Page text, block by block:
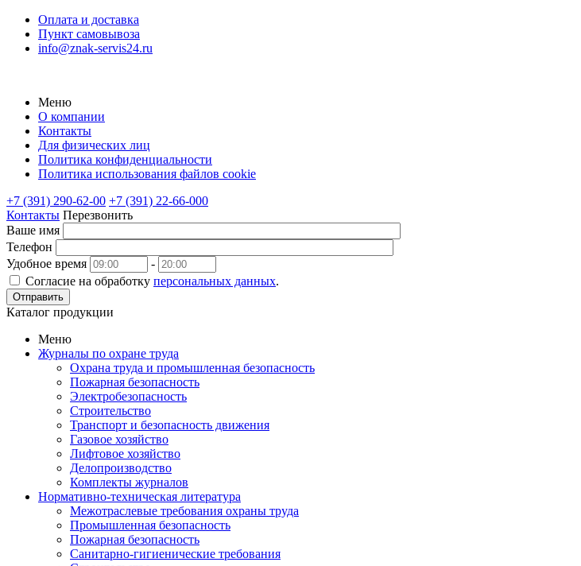
Оплата и доставка
Пункт самовывоза
info@znak-servis24.ru
Меню
О компании
Контакты
Для физических лиц
Политика конфиденциальности
Политика использования файлов cookie
+7 (391) 290-62-00 +7 (391) 22-66-000
Контакты Перезвонить
Ваше имя
Телефон
Удобное время
-
Согласие на обработку персональных данных.
Отправить
Каталог продукции
Меню
Журналы по охране труда
Охрана труда и промышленная безопасность
Пожарная безопасность
Электробезопасность
Строительство
Транспорт и безопасность движения
Газовое хозяйство
Лифтовое хозяйство
Делопроизводство
Комплекты журналов
Нормативно-техническая литература
Межотраслевые требования охраны труда
Промышленная безопасность
Пожарная безопасность
Санитарно-гигиенические требования